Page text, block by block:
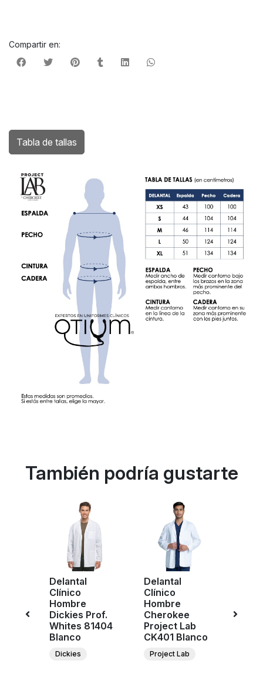
Compartir en:
Tabla de tallas
También podría gustarte
Delantal
Clínico
Hombre
Dickies Prof.
Whites 81404
Blanco
Dickies
Delantal
Clínico
Hombre
Cherokee
Project Lab
CK401 Blanco
Project Lab